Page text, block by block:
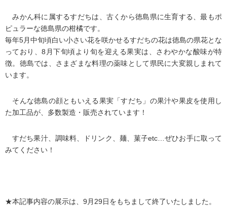
みかん科に属するすだちは、古くから徳島県に生育する、最もポ
ピュラーな徳島県の柑橘です。
毎年5月中旬頃白い小さい花を咲かせるすだちの花は徳島の県花とな
っており、8月下旬頃より旬を迎える果実は、さわやかな酸味が特
徴。徳島では、さまざまな料理の薬味として県民に大変親しまれて
います。
そんな徳島の顔ともいえる果実「すだち」の果汁や果皮を使用し
た加工品が、多数製造・販売されています！
すだち果汁、調味料、ドリンク、麺、菓子etc…ぜひお手に取って
みてください！
★本記事内容の展示は、9月29日をもちまして終了いたしました。